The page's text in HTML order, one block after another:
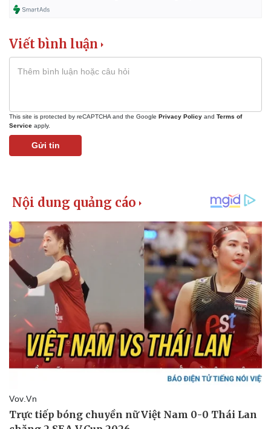
Bất động sản
Giá cà phê
Viết bình luận
This site is protected by reCAPTCHA and the Google Privacy Policy and Terms of
Service apply.
Gửi tin